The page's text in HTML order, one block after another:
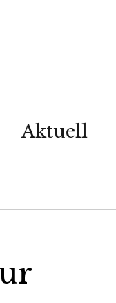
Aktuell